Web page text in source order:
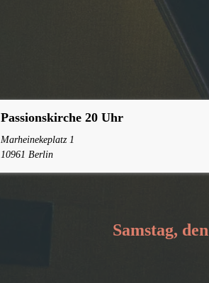
Passionskirche 20 Uhr
Marheinekeplatz 1
10961 Berlin
Samstag,